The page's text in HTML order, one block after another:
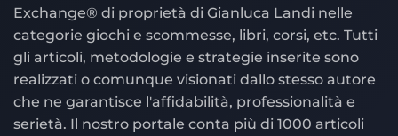
Exchange® di proprietà di Gianluca Landi nelle
categorie giochi e scommesse, libri, corsi, etc. Tutti
gli articoli, metodologie e strategie inserite sono
realizzati o comunque visionati dallo stesso autore
che ne garantisce l'affidabilità, professionalità e
serietà. Il nostro portale conta più di 1000 articoli